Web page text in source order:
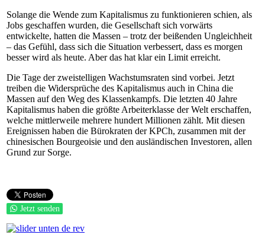
Solange die Wende zum Kapitalismus zu funktionieren schien, als
Jobs geschaffen wurden, die Gesellschaft sich vorwärts
entwickelte, hatten die Massen – trotz der beißenden Ungleichheit
– das Gefühl, dass sich die Situation verbessert, dass es morgen
besser wird als heute. Aber das hat klar ein Limit erreicht.
Die Tage der zweistelligen Wachstumsraten sind vorbei. Jetzt
treiben die Widersprüche des Kapitalismus auch in China die
Massen auf den Weg des Klassenkampfs. Die letzten 40 Jahre
Kapitalismus haben die größte Arbeiterklasse der Welt erschaffen,
welche mittlerweile mehrere hundert Millionen zählt. Mit diesen
Ereignissen haben die Bürokraten der KPCh, zusammen mit der
chinesischen Bourgeoisie und den ausländischen Investoren, allen
Grund zur Sorge.
Jetzt senden